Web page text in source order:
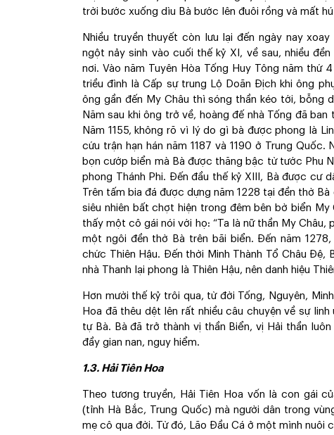
trời bước xuống dìu Bà bước lên đuôi rồng và mất
Nhiều truyền thuyết còn lưu lại đến ngày nay
ngột nảy sinh vào cuối thế kỷ XI, về sau, nhiều
nơi. Vào năm Tuyên Hòa Tống Huy Tông năm thứ
triều đình là Cấp sự trung Lộ Doãn Địch khi ông
ông gần đến My Châu thì sóng thần kéo tới, bỗng
Năm sau khi ông trở về, hoàng đế nhà Tống đã
Năm 1155, không rõ vì lý do gì bà được phong là
cứu trận hạn hán năm 1187 và 1190 ở Trung
bọn cướp biển mà Bà được thăng bậc từ tước Phu
phong Thánh Phi. Đến đầu thế kỷ XIII, Bà được cư
Trên tấm bia đá được dựng năm 1228 tại đền thờ
siêu nhiên bất chợt hiện trong đêm bên bờ biển
thấy một cô gái nói với họ: “Ta là nữ thần My Châu,
một ngôi đền thờ Bà trên bãi biển. Đến năm
chức Thiên Hậu. Đến thời Minh Thành Tổ Châu Đệ,
nhà Thanh lại phong là Thiên Hậu, nên danh hiệu
Hơn mười thế kỷ trôi qua, từ đời Tống, Nguyên,
Hoa đã thêu dệt lên rất nhiều câu chuyện về sự
tự Bà. Bà đã trở thành vị thần Biển, vị Hải thần
đầy gian nan, nguy hiểm.
1.3. Hải Tiên Hoa
Theo tương truyền, Hải Tiên Hoa vốn là con gái
(tỉnh Hà Bắc, Trung Quốc) mà người dân trong
mẹ cô qua đời. Từ đó, Lão Đầu Cá ở một mình nuôi